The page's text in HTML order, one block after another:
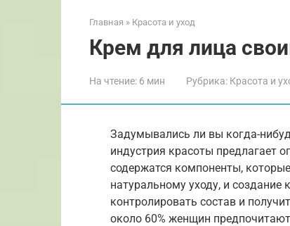
Главная » Красота и уход
Крем для лица
На чтение: 6 мин Рубрика: Красота и
Задумывались ли вы когда-
индустрия красоты предлагает
содержатся компоненты,
натуральному уходу, и
контролировать состав и
около 60% женщин